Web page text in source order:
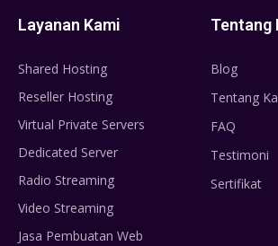
Layanan Kami
Shared Hosting
Reseller Hosting
Virtual Private Servers
Dedicated Server
Radio Streaming
Video Streaming
Jasa Pembuatan Web
Tentang
Blog
Tentang
FAQ
Testimoni
Sertifikat